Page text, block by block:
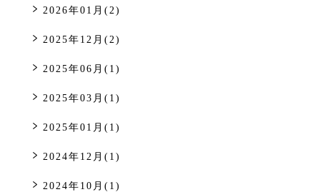
2026年01月(2)
2025年12月(2)
2025年06月(1)
2025年03月(1)
2025年01月(1)
2024年12月(1)
2024年10月(1)